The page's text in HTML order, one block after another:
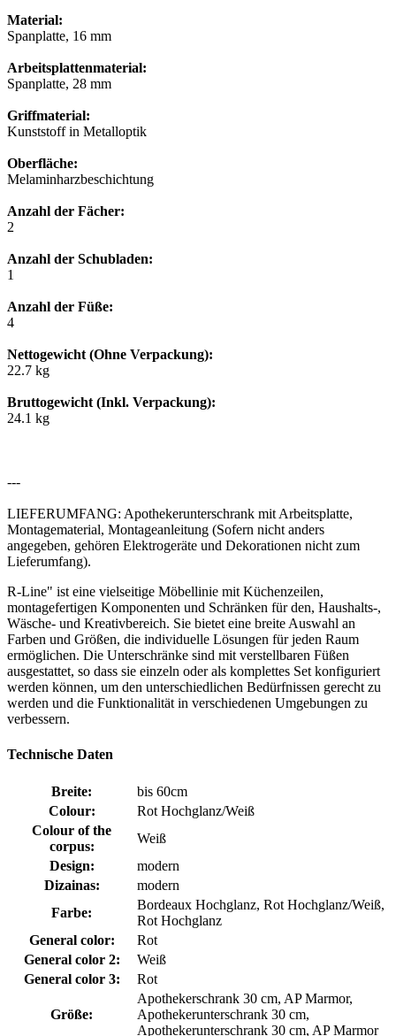
Material:
Spanplatte, 16 mm
Arbeitsplattenmaterial:
Spanplatte, 28 mm
Griffmaterial:
Kunststoff in Metalloptik
Oberfläche:
Melaminharzbeschichtung
Anzahl der Fächer:
2
Anzahl der Schubladen:
1
Anzahl der Füße:
4
Nettogewicht (Ohne Verpackung):
22.7 kg
Bruttogewicht (Inkl. Verpackung):
24.1 kg
---
LIEFERUMFANG: Apothekerunterschrank mit Arbeitsplatte,
Montagematerial, Montageanleitung (Sofern nicht anders
angegeben, gehören Elektrogeräte und Dekorationen nicht zum
Lieferumfang).
R-Line" ist eine vielseitige Möbellinie mit Küchenzeilen,
montagefertigen Komponenten und Schränken für den, Haushalts-,
Wäsche- und Kreativbereich. Sie bietet eine breite Auswahl an
Farben und Größen, die individuelle Lösungen für jeden Raum
ermöglichen. Die Unterschränke sind mit verstellbaren Füßen
ausgestattet, so dass sie einzeln oder als komplettes Set konfiguriert
werden können, um den unterschiedlichen Bedürfnissen gerecht zu
werden und die Funktionalität in verschiedenen Umgebungen zu
verbessern.
Technische Daten
Breite:
bis 60cm
Colour:
Rot Hochglanz/Weiß
Colour of the
corpus:
Weiß
Design:
modern
Dizainas:
modern
Farbe:
Bordeaux Hochglanz, Rot Hochglanz/Weiß,
Rot Hochglanz
General color:
Rot
General color 2:
Weiß
General color 3:
Rot
Größe:
Apothekerschrank 30 cm, AP Marmor,
Apothekerunterschrank 30 cm,
Apothekerunterschrank 30 cm, AP Marmor